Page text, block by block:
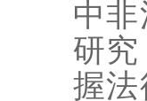
中
研
握